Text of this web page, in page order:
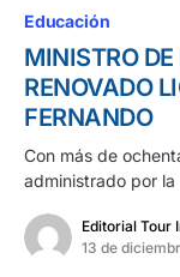
Educación
MINISTRO
RENOVADO
FERNANDO
Con más de
administrado por
Editorial Tour
13 de